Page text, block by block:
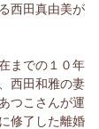
西田真由美が
までの１０年
西田和雅の妻
つこさんが運
修了した離婚